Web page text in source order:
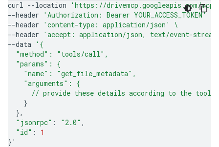
curl --location
'https://drivemcp.googleapis.com/
--header
'Authorization: Bearer YOUR_ACCESS_TOKEN'
--header
'content-type: application/json'
\
--header
'accept: application/json, text/event-
--data '{
  "method": "tools/call",
  "params": {
    "name": "get_file_metadata",
    "arguments": {
      // provide these details according to the tool'
}
}
"jsonrpc" : "2.0"
"id" :
1
} '